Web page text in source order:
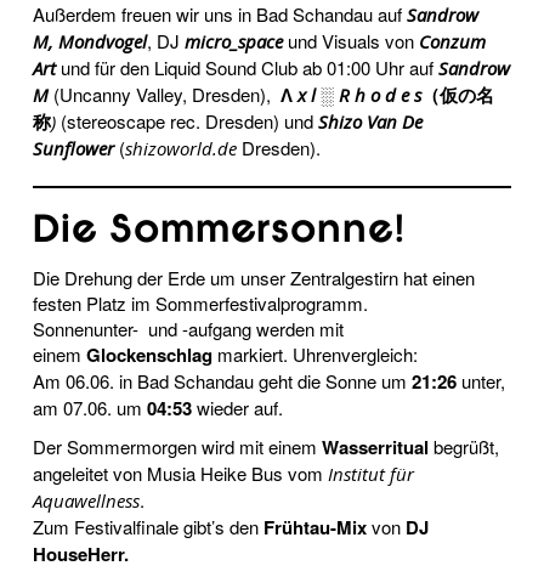
Außerdem freuen wir uns in Bad Schandau aufSandrow
M, Mondvogel, DJmicro_spaceund Visuals von Conzum
Artund für den Liquid Sound Club ab 01:00 Uhr aufSandrow
M(Uncanny Valley, Dresden),Λ x l ░ R h o d e s（仮の名
称) (stereoscape rec. Dresden) undShizo Van De
Sunflower (shizoworld.de Dresden).
Die Sommersonne!
Die Drehung der Erde um unser Zentralgestirn hat einen
festen Platz im Sommerfestivalprogramm.
Sonnenunter- und -aufgang werden mit
einem Glockenschlag markiert. Uhrenvergleich:
Am 06.06. in Bad Schandau geht die Sonne um21:26 unter,
am 07.06. um04:53wieder auf.
Der Sommermorgen wird mit einemWasserritual begrüßt,
angeleitet von Musia Heike Bus vomInstitut für
Aquawellness.
Zum Festivalfinale gibt’s den Frühtau-Mixvon DJ
HouseHerr.